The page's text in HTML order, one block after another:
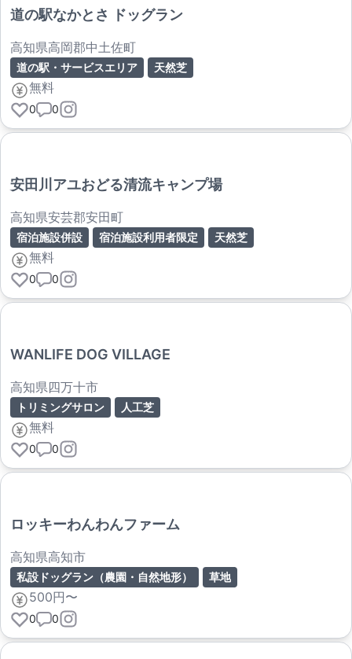
道の駅なかとさ ドッグラン
高知県高岡郡中土佐町
道の駅・サービスエリア 天然芝
無料
0 0
安田川アユおどる清流キャンプ場
高知県安芸郡安田町
宿泊施設併設 宿泊施設利用者限定 天然芝
無料
0 0
WANLIFE DOG VILLAGE
高知県四万十市
トリミングサロン 人工芝
無料
0 0
ロッキーわんわんファーム
高知県高知市
私設ドッグラン（農園・自然地形） 草地
500円〜
0 0